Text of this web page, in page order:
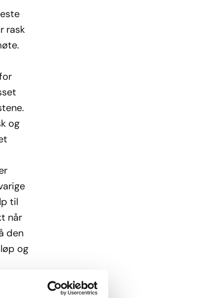
rask
og
til
når
den
og